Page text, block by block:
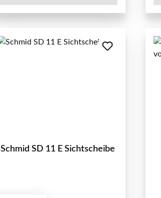
Schmid SD 11 E Sichtscheibe